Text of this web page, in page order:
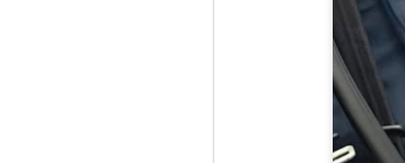
Thế giới ngày nay không thiếu
hiếm nhất chính là những con
nhau phát triển lâu dài. Thành
bằng lòng tin, sự tử tế và những
Hãy quan sát những người thành
một cuộc trò chuyện đúng người
nhiều năm sai lầm. Một người
tư duy của bạn mỗi ngày. Đó là